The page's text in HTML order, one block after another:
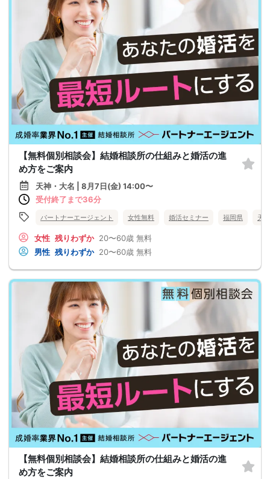
【無料個別相談会】結婚相談所の仕組みと婚活の進
め方をご案内
天神・大名 | 8月7日(金) 14:00〜
受付終了まで36分
パートナーエージェント 女性無料 婚活セミナー 福岡県 天
女性 残りわずか 20〜60歳 無料
男性 残りわずか 20〜60歳 無料
【無料個別相談会】結婚相談所の仕組みと婚活の進
め方をご案内